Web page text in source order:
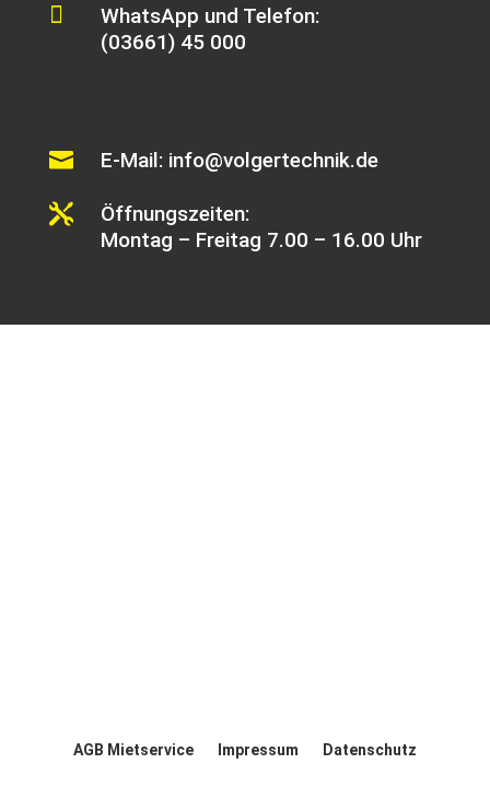

WhatsApp und Telefon:
(03661) 45 000
 E-Mail: info@volgertechnik.de

Öffnungszeiten:
Montag – Freitag 7.00 – 16.00 Uhr
AGB Mietservice Impressum Datenschutz